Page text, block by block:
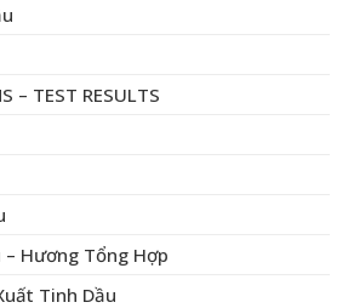
– TEST RESULTS
Hương Tổng Hợp
Tinh Dầu